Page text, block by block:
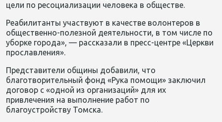
цели по ресоциализации человека в обществе.
Реабилитанты участвуют в качестве волонтеров в
общественно-полезной деятельности, в том числе по
уборке города», — рассказали в пресс-центре «Церкви
прославления».
Представители общины добавили, что
благотворительный фонд «Рука помощи» заключил
договор с «одной из организаций» для их
привлечения на выполнение работ по
благоустройству Томска.